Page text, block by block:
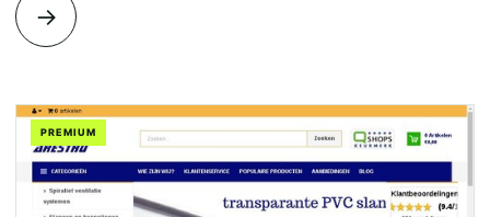
→
PREMIUM